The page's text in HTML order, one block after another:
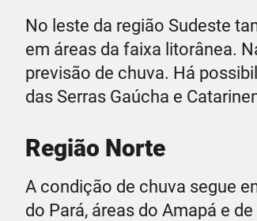
No leste da região Sudeste
em áreas da faixa litorânea.
previsão de chuva. Há
das Serras Gaúcha e
Região Norte
A condição de chuva segue
do Pará, áreas do Amapá e